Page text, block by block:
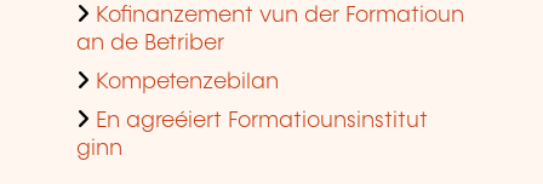
Beräicher
Informatik, Telekommunikatioun
Gestioun Entreprise, Ressources
humaines